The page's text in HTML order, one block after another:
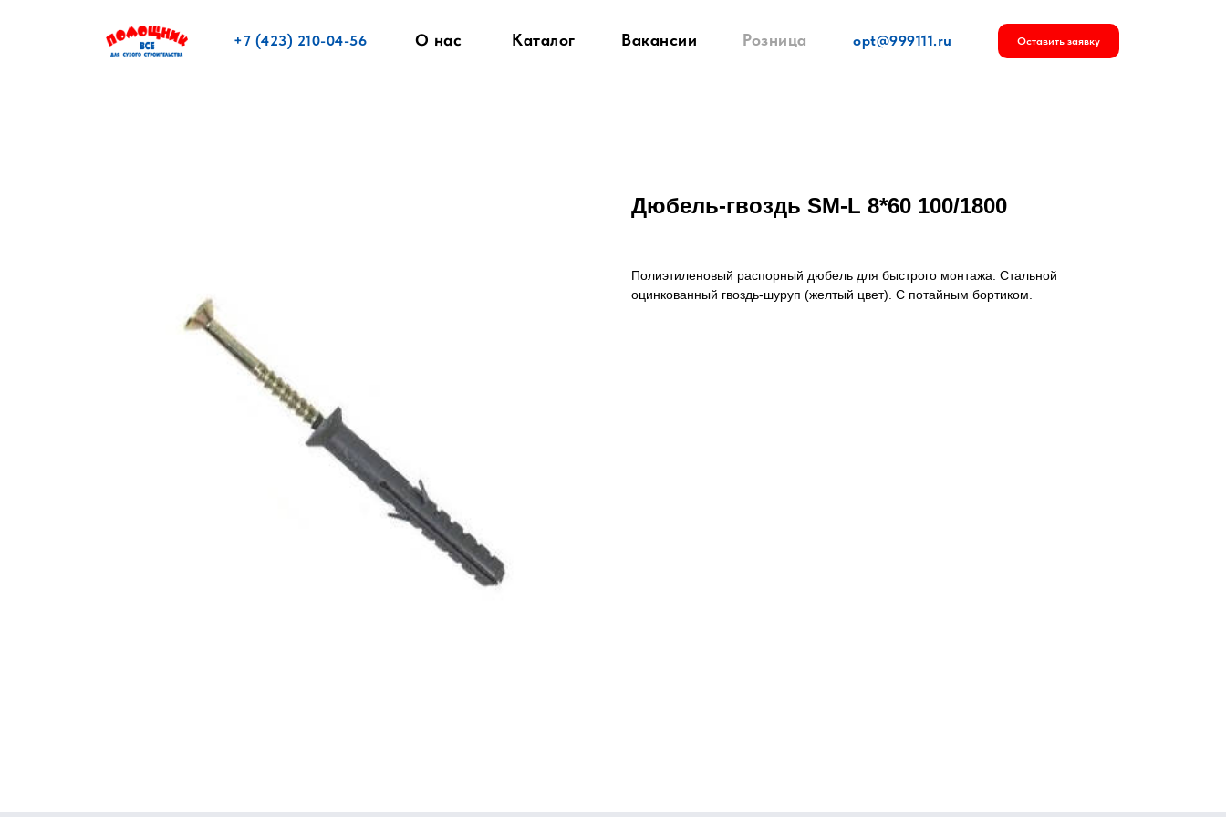
+7 (423) 210-04-56 Оставить заявку
opt@999111.ru
О нас Каталог Вакансии Розница
Дюбель-гвоздь SM-L 8*60 100/1800
Полиэтиленовый распорный дюбель для быстрого монтажа. Стальной
оцинкованный гвоздь-шуруп (желтый цвет). С потайным бортиком.